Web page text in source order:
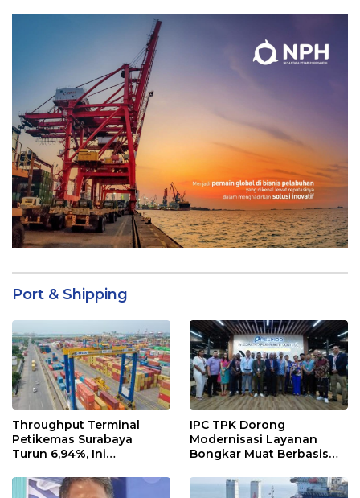
Port & Shipping
Throughput Terminal
Petikemas Surabaya
Turun 6,94%, Ini
IPC TPK Dorong
Modernisasi Layanan
Bongkar Muat Berbasis